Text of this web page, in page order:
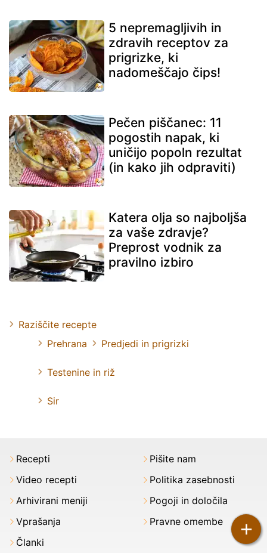
+
5 nepremagljivih in
zdravih receptov za
prigrizke, ki
nadomeščajo čips!
Pečen piščanec: 11
pogostih napak, ki
uničijo popoln rezultat
(in kako jih odpraviti)
Katera olja so najboljša
za vaše zdravje?
Preprost vodnik za
pravilno izbiro
Raziščite recepte
Prehrana
Predjedi in prigrizki
Testenine in riž
Sir
Recepti
Video recepti
Arhivirani meniji
Vprašanja
Članki
Pišite nam
Politika zasebnosti
Pogoji in določila
Pravne omembe